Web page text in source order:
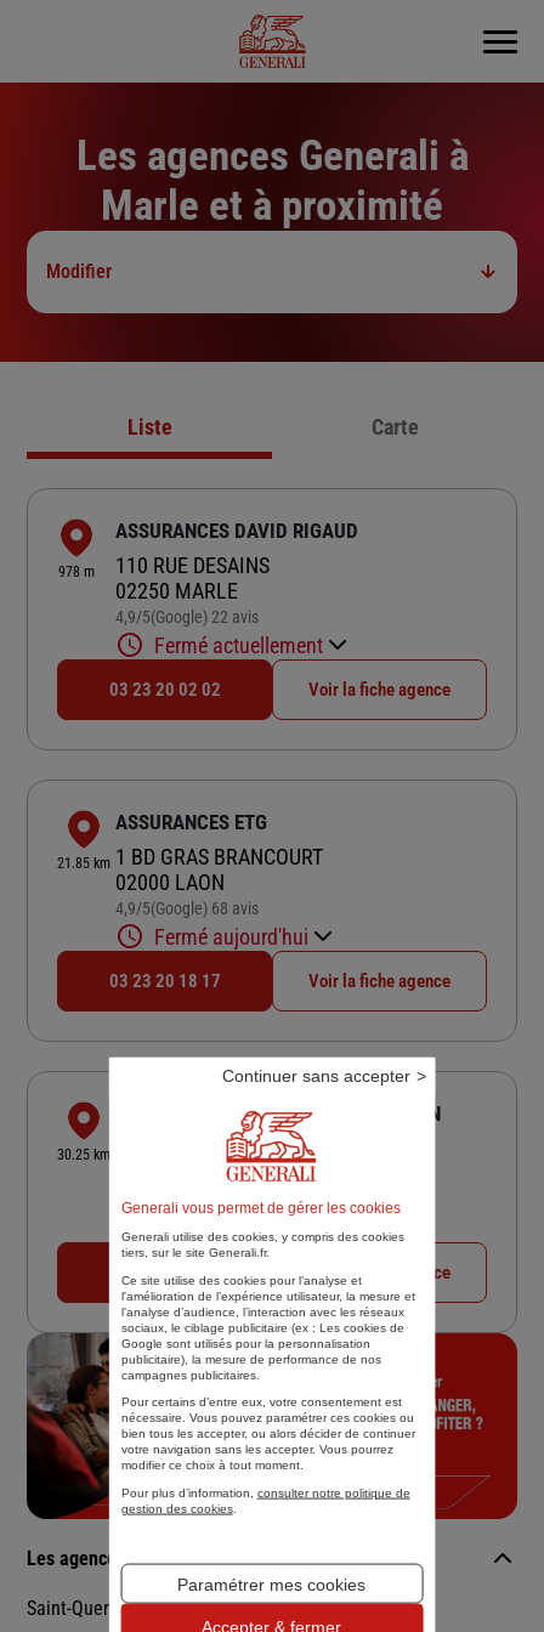
Menu
Les agences Generali à
Marle et à proximité
Modifier
Liste Carte
978 m
ASSURANCES DAVID RIGAUD
110 RUE DESAINS
02250 MARLE
4,9/5Note de 4.9 sur 5
(Google) 22 avis
Fermé actuellement
03 23 20 02 02 Voir la fiche agence
21.85 km
ASSURANCES ETG
1 BD GRAS BRANCOURT
02000 LAON
4,9/5Note de 4.9 sur 5
(Google) 68 avis
Fermé aujourd'hui
03 23 20 18 17 Voir la fiche agence
30.25 km
SARL ASSURANCES SCULFORT HIRSON
23 RUE CHARLES DE GAULLE
02500 HIRSON
4,4 (Google) 22 avis
Fermé actuellement
03 23 58 80 00 Voir la fiche agence
Les agences Generali dans les villes à proximité
Saint-Quentin
Generali vous permet de gérer les cookies
Generali utilise des cookies, y compris des cookies
tiers, sur le site Generali.fr.
Ce site utilise des cookies pour l’analyse et
l'amélioration de l’expérience utilisateur, la mesure et
l’analyse d’audience, l’interaction avec les réseaux
sociaux, le ciblage publicitaire (ex : Les cookies de
Google sont utilisés pour la personnalisation
publicitaire), la mesure de performance de nos
campagnes publicitaires.
Pour certains d’entre eux, votre consentement est
nécessaire. Vous pouvez paramétrer ces cookies ou
bien tous les accepter, ou alors décider de continuer
votre navigation sans les accepter. Vous pourrez
modifier ce choix à tout moment.
Pour plus d’information, consulter notre politique de
gestion des cookies.
Paramétrer mes cookies
Continuer sans accepter
Accepter & fermer